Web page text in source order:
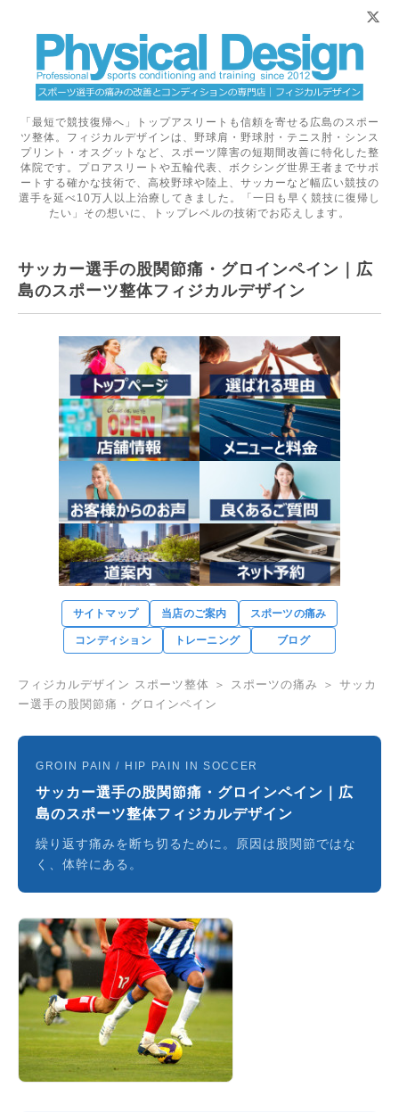
「最短で競技復帰へ」トップアスリートも信頼を寄せる広島のスポー
ツ整体。フィジカルデザインは、野球肩・野球肘・テニス肘・シンス
プリント・オスグットなど、スポーツ障害の短期間改善に特化した整
体院です。プロアスリートや五輪代表、ボクシング世界王者までサポ
ートする確かな技術で、高校野球や陸上、サッカーなど幅広い競技の
選手を延べ10万人以上治療してきました。「一日も早く競技に復帰し
たい」その想いに、トップレベルの技術でお応えします。
サッカー選手の股関節痛・グロインペイン｜広
島のスポーツ整体フィジカルデザイン
サイトマップ 当店のご案内 スポーツの痛み
コンディション トレーニング ブログ
フィジカルデザイン スポーツ整体 ＞ スポーツの痛み
＞ サッカ
ー選手の股関節痛・グロインペイン
GROIN PAIN / HIP PAIN IN SOCCER
サッカー選手の股関節痛・グロインペイン｜広
島のスポーツ整体フィジカルデザイン
繰り返す痛みを断ち切るために。原因は股関節ではな
く、体幹にある。